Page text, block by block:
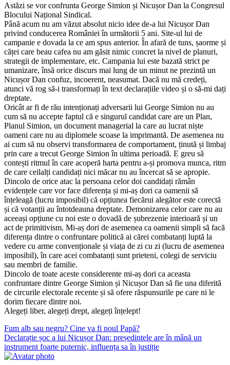
Astăzi se vor confrunta George Simion și Nicușor Dan la Congresul
Blocului Național Sindical.
Până acum nu am văzut absolut nicio idee de-a lui Nicușor Dan
privind conducerea României în următorii 5 ani. Site-ul lui de
campanie e dovada la ce am spus anterior. În afară de tuns, șaorme și
căței care beau cafea nu am găsit nimic concret la nivel de planuri,
strategii de implementare, etc. Campania lui este bazată strict pe
umanizare, însă orice discurs mai lung de un minut ne prezintă un
Nicușor Dan confuz, incoerent, neasumat. Dacă nu mă credeți,
atunci vă rog să-i transformați în text declarațiile video și o să-mi dați
dreptate.
Oricât ar fi de rău intenționați adversarii lui George Simion nu au
cum să nu accepte faptul că e singurul candidat care are un Plan,
Planul Simion, un document managerial la care au lucrat niște
oameni care nu au diplomele scoase la imprimantă. De asemenea nu
ai cum să nu observi transformarea de comportament, ținută și limbaj
prin care a trecut George Simion în ultima perioadă. E greu să
contești ritmul în care acoperă harta pentru a-și promova munca, ritm
de care ceilalți candidați nici măcar nu au încercat să se apropie.
Dincolo de orice atac la persoana celor doi candidați rămân
evidențele care vor face diferența și mi-aș dori ca oamenii să
înțeleagă (lucru imposibil) că opțiunea fiecărui alegător este corectă
și că votanții au întotdeauna dreptate. Demonizarea celor care nu au
aceeași opțiune cu noi este o dovadă de șubrezenie interioară și un
act de primitivism. Mi-aș dori de asemenea ca oamenii simpli să facă
diferența dintre o confruntare politică ai cărei combatanți luptă la
vedere cu arme convenționale și viața de zi cu zi (lucru de asemenea
imposibil), în care acei combatanți sunt prieteni, colegi de serviciu
sau membri de familie.
Dincolo de toate aceste considerente mi-aș dori ca aceasta
confruntare dintre George Simion și Nicușor Dan să fie una diferită
de circurile electorale recente și să ofere răspunsurile pe care ni le
dorim fiecare dintre noi.
Alegeți liber, alegeți drept, alegeți înțelept!
Navigare
în
articole
Fum alb sau negru? Cine va fi noul Papă?
Declarație șoc a lui Nicușor Dan: președintele are în mână un
instrument foarte puternic, influența sa în justiție